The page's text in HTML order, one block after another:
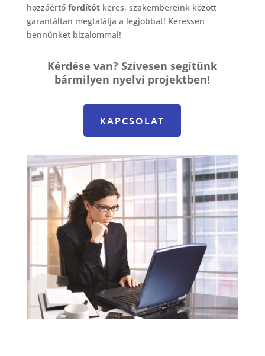
hozzáértő fordítótkeres, szakembereink között
garantáltan megtalálja a legjobbat! Keressen
bennünket bizalommal!
Kérdése van? Szívesen segítünk
bármilyen nyelvi projektben!
KAPCSOLAT